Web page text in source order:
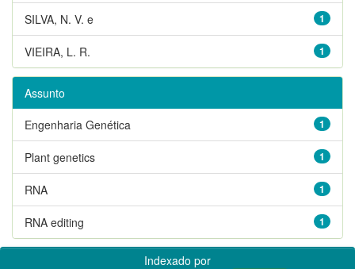
1
SILVA, N. V. e
1
VIEIRA, L. R.
Assunto
1
Engenharia Genética
1
Plant genetics
1
RNA
1
RNA editing
Indexado por